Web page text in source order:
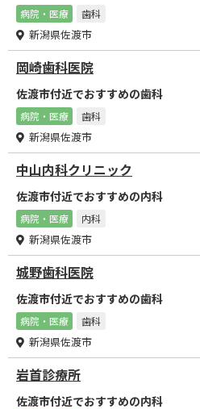
病院・医療 歯科
新潟県佐渡市
岡崎歯科医院
佐渡市付近でおすすめの歯科
病院・医療 歯科
新潟県佐渡市
中山内科クリニック
佐渡市付近でおすすめの内科
病院・医療 内科
新潟県佐渡市
城野歯科医院
佐渡市付近でおすすめの歯科
病院・医療 歯科
新潟県佐渡市
岩首診療所
佐渡市付近でおすすめの内科